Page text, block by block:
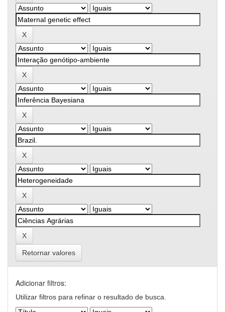
Retornar valores
Adicionar filtros:
Utilizar filtros para refinar o resultado de busca.